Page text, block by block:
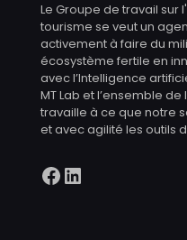
Le Groupe de travail sur
tourisme se veut un
activement à faire du
écosystème fertile en
avec l’Intelligence
MT Lab et l’ensemble
travaille à ce que notre
et avec agilité les outils
Facebook
LinkedIn